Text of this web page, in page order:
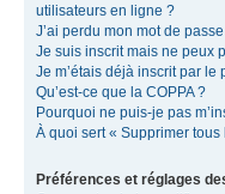
utilisateurs en ligne ?
J’ai perdu mon mot de
Je suis inscrit mais ne peux
Je m’étais déjà inscrit par
Qu’est-ce que la COPPA ?
Pourquoi ne puis-je pas
À quoi sert « Supprimer
Préférences et réglages